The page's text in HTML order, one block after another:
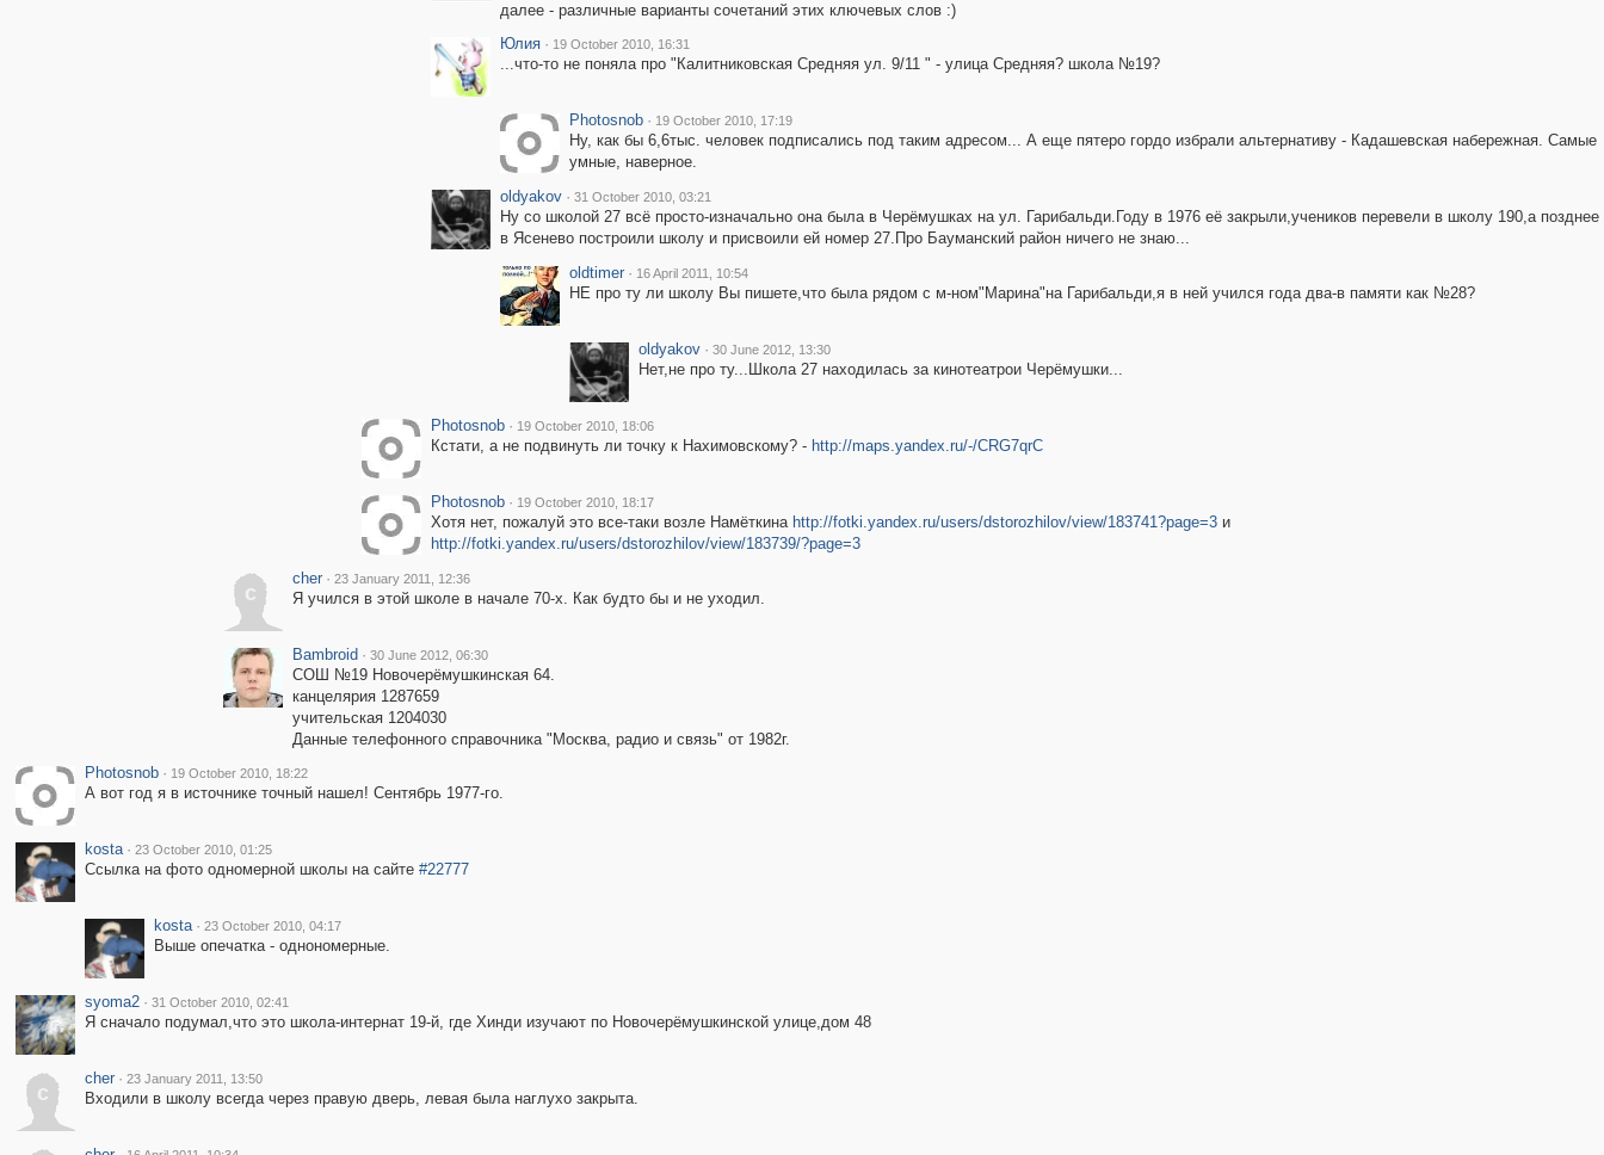
далее - различные варианты сочетаний этих ключевых слов :)
Юлия · 19 October 2010, 16:31
...что-то не поняла про "Калитниковская Средняя ул. 9/11 " - улица Средняя? школа №19?
Photosnob · 19 October 2010, 17:19
Ну, как бы 6,6тыс. человек подписались под таким адресом... А еще пятеро гордо избрали альтернативу - Кадашевская набережная. Самые
умные, наверное.
oldyakov · 31 October 2010, 03:21
Ну со школой 27 всё просто-изначально она была в Черёмушках на ул. Гарибальди.Году в 1976 её закрыли,учеников перевели в школу 190,а позднее
в Ясенево построили школу и присвоили ей номер 27.Про Бауманский район ничего не знаю...
oldtimer · 16 April 2011, 10:54
НЕ про ту ли школу Вы пишете,что была рядом с м-ном"Марина"на Гарибальди,я в ней учился года два-в памяти как №28?
oldyakov · 30 June 2012, 13:30
Нет,не про ту...Школа 27 находилась за кинотеатрои Черёмушки...
Photosnob · 19 October 2010, 18:06
Кстати, а не подвинуть ли точку к Нахимовскому? - http://maps.yandex.ru/-/CRG7qrC
Photosnob · 19 October 2010, 18:17
Хотя нет, пожалуй это все-таки возле Намёткина http://fotki.yandex.ru/users/dstorozhilov/view/183741?page=3и
http://fotki.yandex.ru/users/dstorozhilov/view/183739/?page=3
c
cher · 23 January 2011, 12:36
Я учился в этой школе в начале 70-х. Как будто бы и не уходил.
Bambroid · 30 June 2012, 06:30
СОШ №19 Новочерёмушкинская 64.
канцелярия 1287659
учительская 1204030
Данные телефонного справочника "Москва, радио и связь" от 1982г.
Photosnob · 19 October 2010, 18:22
А вот год я в источнике точный нашел! Сентябрь 1977-го.
kosta · 23 October 2010, 01:25
Ссылка на фото одномерной школы на сайте #22777
kosta · 23 October 2010, 04:17
Выше опечатка - однономерные.
syoma2 · 31 October 2010, 02:41
Я сначало подумал,что это школа-интернат 19-й, где Хинди изучают по Новочерёмушкинской улице,дом 48
c
cher · 23 January 2011, 13:50
Входили в школу всегда через правую дверь, левая была наглухо закрыта.